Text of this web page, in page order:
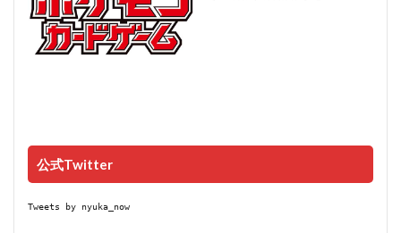
公式Twitter
Tweets by nyuka_now